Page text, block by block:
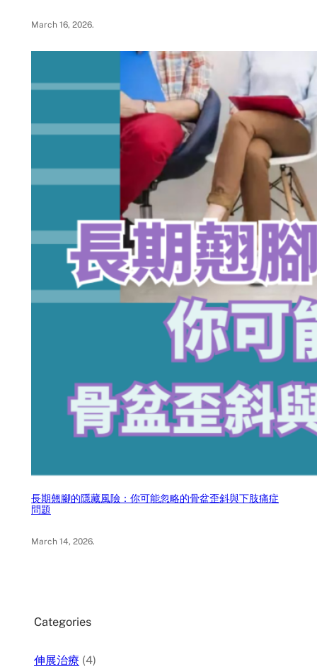
March 16, 2026.
長期翹腳的隱藏風險：你可能忽略的骨盆歪斜與下肢痛症
問題
March 14, 2026.
Categories
伸展治療 (4)